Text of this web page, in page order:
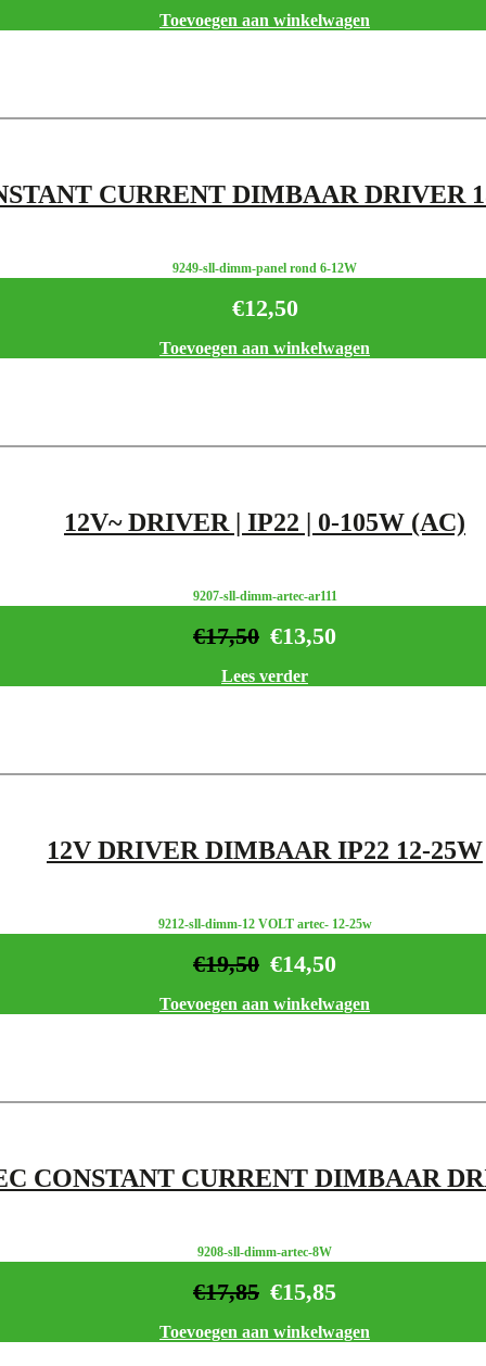
Toevoegen aan winkelwagen
CURRENT DIMBAAR DRIVER
9249-sll-dimm-panel rond 6-12W
€12,50
Toevoegen aan winkelwagen
12V~ DRIVER | IP22 | 0-105W (AC)
9207-sll-dimm-artec-ar111
€13,50
€17,50
Lees verder
12V DRIVER DIMBAAR IP22 12-25W
9212-sll-dimm-12 VOLT artec- 12-25w
€14,50
€19,50
Toevoegen aan winkelwagen
CONSTANT CURRENT DIMBAAR
9208-sll-dimm-artec-8W
€15,85
€17,85
Toevoegen aan winkelwagen